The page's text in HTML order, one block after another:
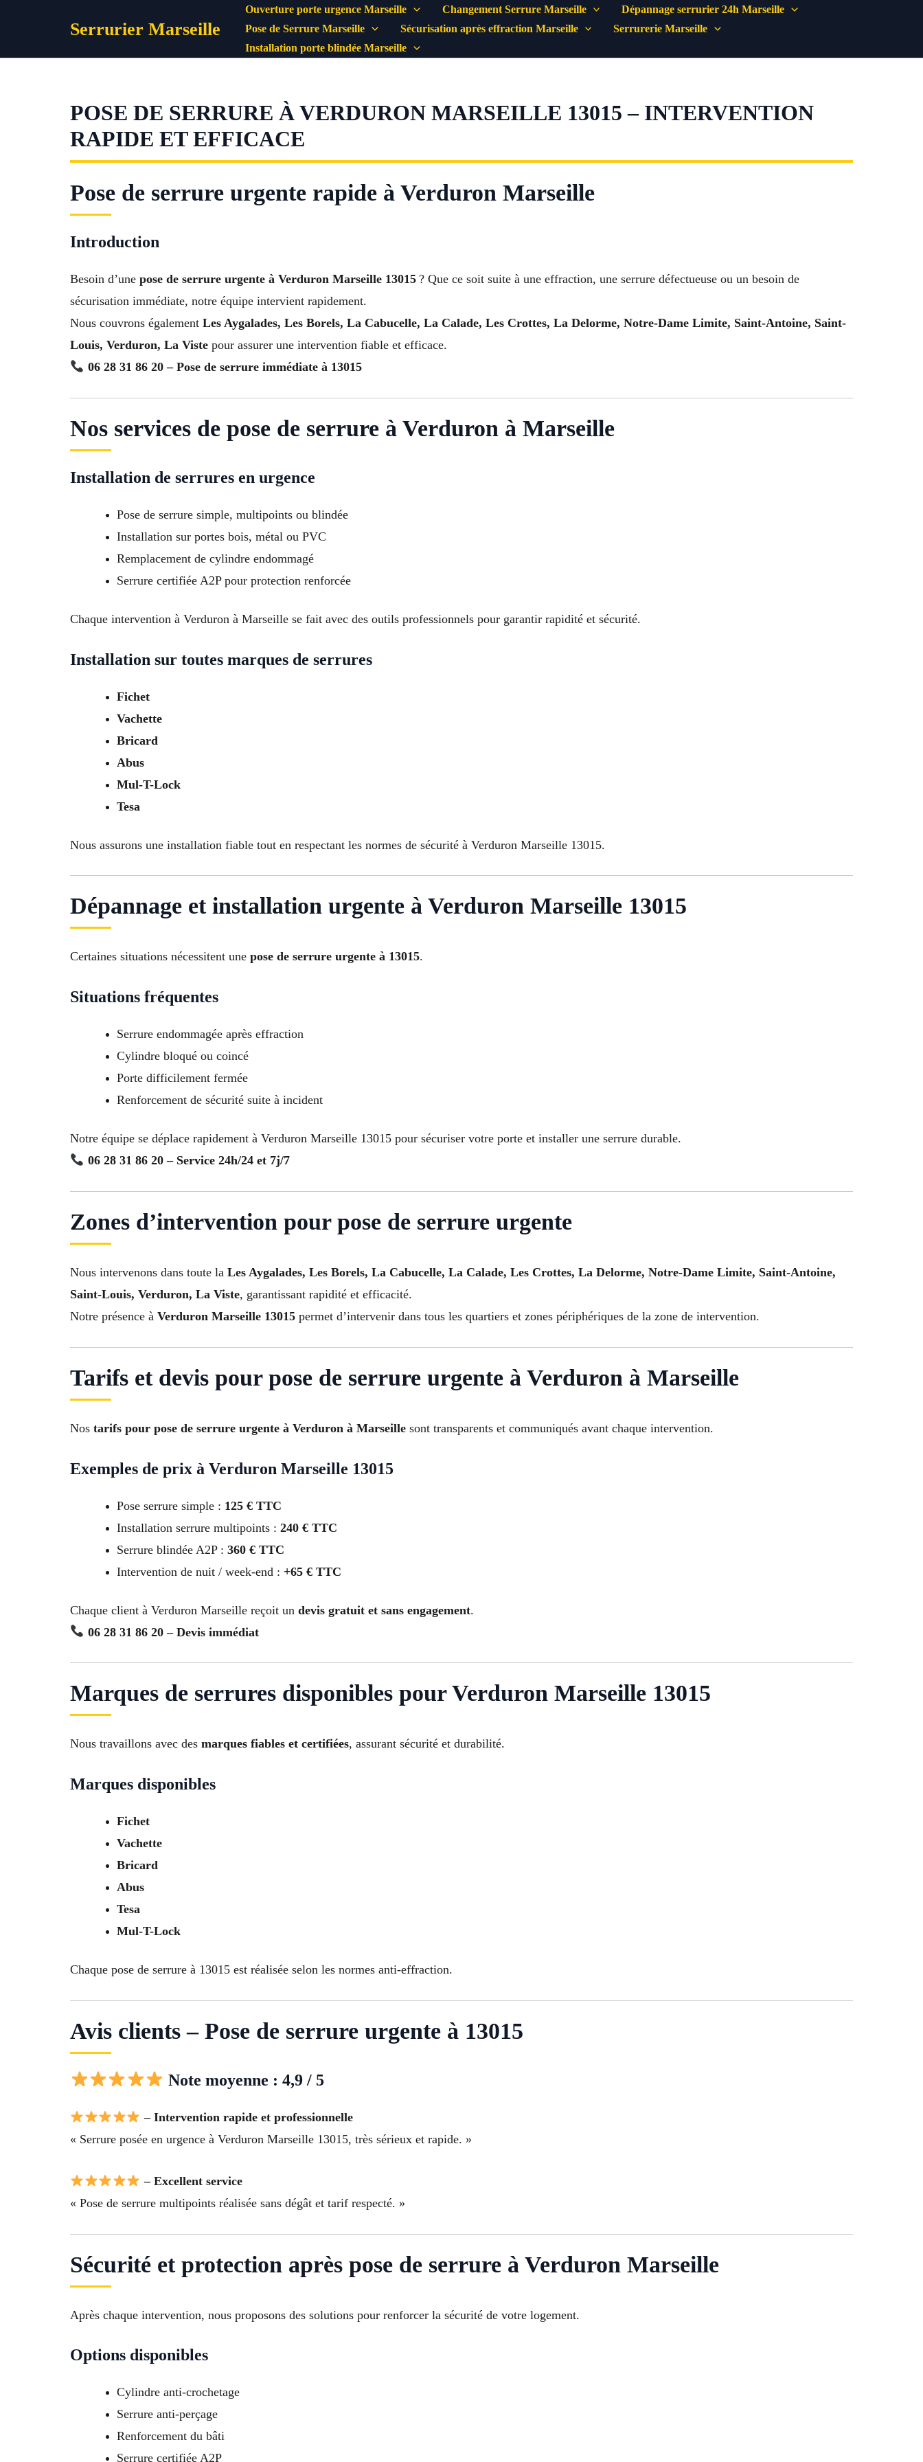
Serrurier Marseille
Ouverture porte urgence Marseille Changement Serrure Marseille
Dépannage serrurier 24h Marseille
Pose de Serrure Marseille
Sécurisation après effraction Marseille
Serrurerie Marseille
Installation porte blindée Marseille
POSE DE SERRURE À VERDURON MARSEILLE 13015 – INTERVENTION
RAPIDE ET EFFICACE
Pose de serrure urgente rapide à Verduron Marseille
Introduction
Besoin d’une pose de serrure urgente à Verduron Marseille 13015 ? Que ce soit suite à une effraction, une serrure défectueuse ou un besoin de
sécurisation immédiate, notre équipe intervient rapidement.
Nous couvrons également Les Aygalades, Les Borels, La Cabucelle, La Calade, Les Crottes, La Delorme, Notre-Dame Limite, Saint-Antoine, Saint-
Louis, Verduron, La Viste pour assurer une intervention fiable et efficace.
06 28 31 86 20 – Pose de serrure immédiate à 13015
Nos services de pose de serrure à Verduron à Marseille
Installation de serrures en urgence
Pose de serrure simple, multipoints ou blindée
Installation sur portes bois, métal ou PVC
Remplacement de cylindre endommagé
Serrure certifiée A2P pour protection renforcée
Chaque intervention à Verduron à Marseille se fait avec des outils professionnels pour garantir rapidité et sécurité.
Installation sur toutes marques de serrures
Fichet
Vachette
Bricard
Abus
Mul-T-Lock
Tesa
Nous assurons une installation fiable tout en respectant les normes de sécurité à Verduron Marseille 13015.
Dépannage et installation urgente à Verduron Marseille 13015
Certaines situations nécessitent une pose de serrure urgente à 13015.
Situations fréquentes
Serrure endommagée après effraction
Cylindre bloqué ou coincé
Porte difficilement fermée
Renforcement de sécurité suite à incident
Notre équipe se déplace rapidement à Verduron Marseille 13015 pour sécuriser votre porte et installer une serrure durable.
06 28 31 86 20 – Service 24h/24 et 7j/7
Zones d’intervention pour pose de serrure urgente
Nous intervenons dans toute la Les Aygalades, Les Borels, La Cabucelle, La Calade, Les Crottes, La Delorme, Notre-Dame Limite, Saint-Antoine,
Saint-Louis, Verduron, La Viste, garantissant rapidité et efficacité.
Notre présence à Verduron Marseille 13015 permet d’intervenir dans tous les quartiers et zones périphériques de la zone de intervention.
Tarifs et devis pour pose de serrure urgente à Verduron à Marseille
Nos tarifs pour pose de serrure urgente à Verduron à Marseille sont transparents et communiqués avant chaque intervention.
Exemples de prix à Verduron Marseille 13015
Pose serrure simple : 125 € TTC
Installation serrure multipoints : 240 € TTC
Serrure blindée A2P : 360 € TTC
Intervention de nuit / week-end : +65 € TTC
Chaque client à Verduron Marseille reçoit un devis gratuit et sans engagement.
06 28 31 86 20 – Devis immédiat
Marques de serrures disponibles pour Verduron Marseille 13015
Nous travaillons avec des marques fiables et certifiées, assurant sécurité et durabilité.
Marques disponibles
Fichet
Vachette
Bricard
Abus
Tesa
Mul-T-Lock
Chaque pose de serrure à 13015 est réalisée selon les normes anti-effraction.
Avis clients – Pose de serrure urgente à 13015
Note moyenne : 4,9 / 5
– Intervention rapide et professionnelle
« Serrure posée en urgence à Verduron Marseille 13015, très sérieux et rapide. »
– Excellent service
« Pose de serrure multipoints réalisée sans dégât et tarif respecté. »
Sécurité et protection après pose de serrure à Verduron Marseille
Après chaque intervention, nous proposons des solutions pour renforcer la sécurité de votre logement.
Options disponibles
Cylindre anti-crochetage
Serrure anti-perçage
Renforcement du bâti
Serrure certifiée A2P